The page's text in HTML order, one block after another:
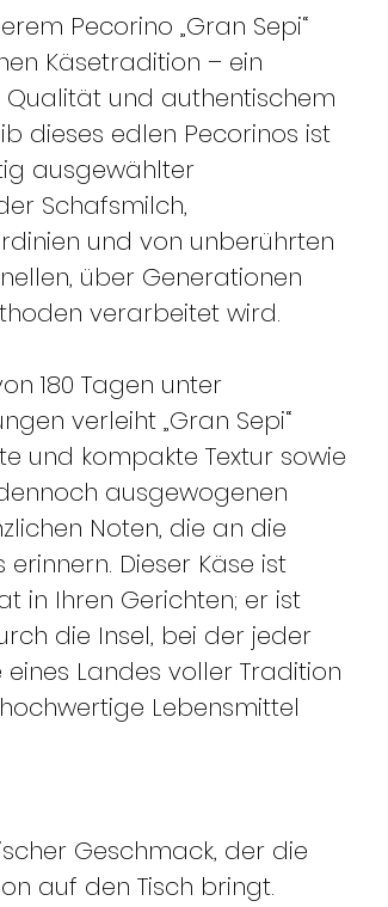
Pecorino „Gran Sepi“
Käsetradition – ein
und authentischem
dieses edlen Pecorinos ist
ausgewählter
Schafsmilch,
und von unberührten
über Generationen
verarbeitet wird.
180 Tagen unter
verleiht „Gran Sepi“
und kompakte Textur sowie
ausgewogenen
Noten, die an die
Dieser Käse ist
in Ihren Gerichten; er ist
die Insel, bei der jeder
eines Landes voller Tradition
Lebensmittel
Geschmack, der die
auf den Tisch bringt.